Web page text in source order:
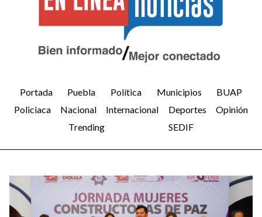
Portada Puebla Política Municipios
BUAP
Policiaca
Nacional Internacional Deportes
Opinión
Trending
SEDIF